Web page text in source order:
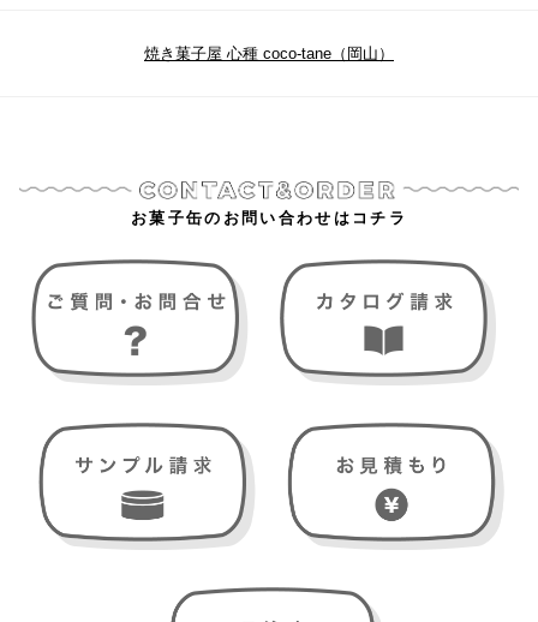
焼き菓子屋 心種 coco-tane（岡山）
お菓子缶のお問い合わせはコチラ